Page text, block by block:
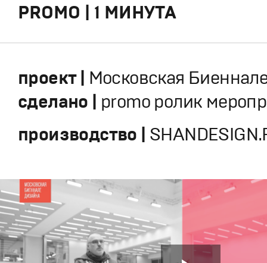
PROMO | 1 МИНУТА
проект | Московская
сделано | promo ролик
производство |